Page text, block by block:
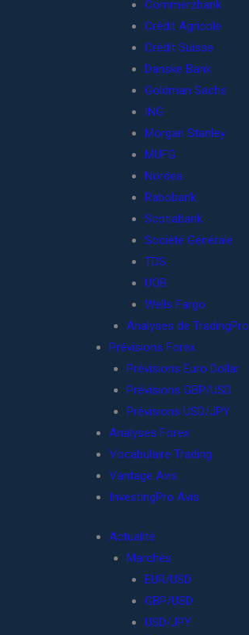
Commerzbank
Crédit Agricole
Crédit Suisse
Danske Bank
Goldman Sachs
ING
Morgan Stanley
MUFG
Nordea
Rabobank
Scotiabank
Société Générale
TDS
UOB
Wells Fargo
Analyses de TradingPro
Prévisions Forex
Prévisions Euro Dollar
Prévisions GBP/USD
Prévisions USD/JPY
Analyses Forex
Vocabulaire Trading
Vantage Avis
InvestingPro Avis
Actualité
Marchés
EUR/USD
GBP/USD
USD/JPY